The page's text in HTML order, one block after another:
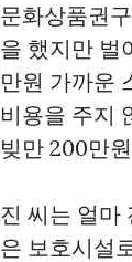
문화상품권
을 했지만 벌
만원 가까운
비용을 주지
빚만 200만
진 씨는 얼마
은 보호시설